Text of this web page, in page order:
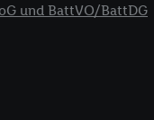
und BattVO/BattDG